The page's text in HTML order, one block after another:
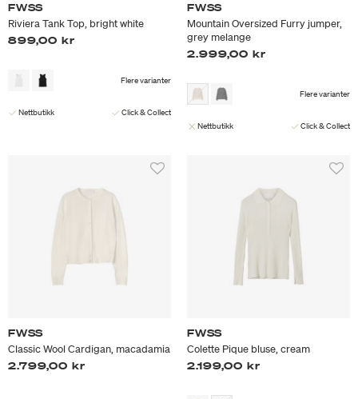
FWSS
Riviera Tank Top, bright white
899,00 kr
Flere varianter
Nettbutikk Click & Collect
FWSS
Mountain Oversized Furry jumper,
grey melange
2.999,00 kr
Flere varianter
Nettbutikk Click & Collect
FWSS
Classic Wool Cardigan, macadamia
2.799,00 kr
FWSS
Colette Pique bluse, cream
2.199,00 kr